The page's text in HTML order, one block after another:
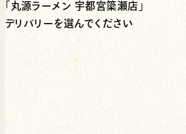
「 丸源ラーメン 宇都宮簗瀬店 」
デリバリーを選んでください